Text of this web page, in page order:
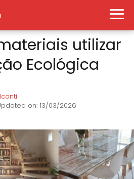
utilizar
Ecológica
on: 13/03/2026